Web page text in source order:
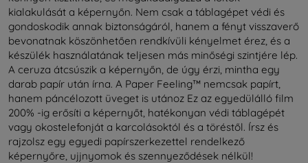
kialakulását a képernyőn. Nem csak a táblagépet védi és
gondoskodik annak biztonságáról, hanem a fényt visszaverő
bevonatnak köszönhetően rendkívüli kényelmet érez, és a
készülék használatának teljesen más minőségi szintjére lép.
A ceruza átcsúszik a képernyőn, de úgy érzi, mintha egy
darab papír után írna. A Paper Feeling™ nemcsak papírt,
hanem páncélozott üveget is utánoz Ez az egyedülálló film
200% -ig erősíti a képernyőt, hatékonyan védi táblagépét
vagy okostelefonját a karcolásoktól és a töréstől. Írsz és
rajzolsz egy egyedi papírszerkezettel rendelkező
képernyőre, ujjnyomok és szennyeződések nélkül!